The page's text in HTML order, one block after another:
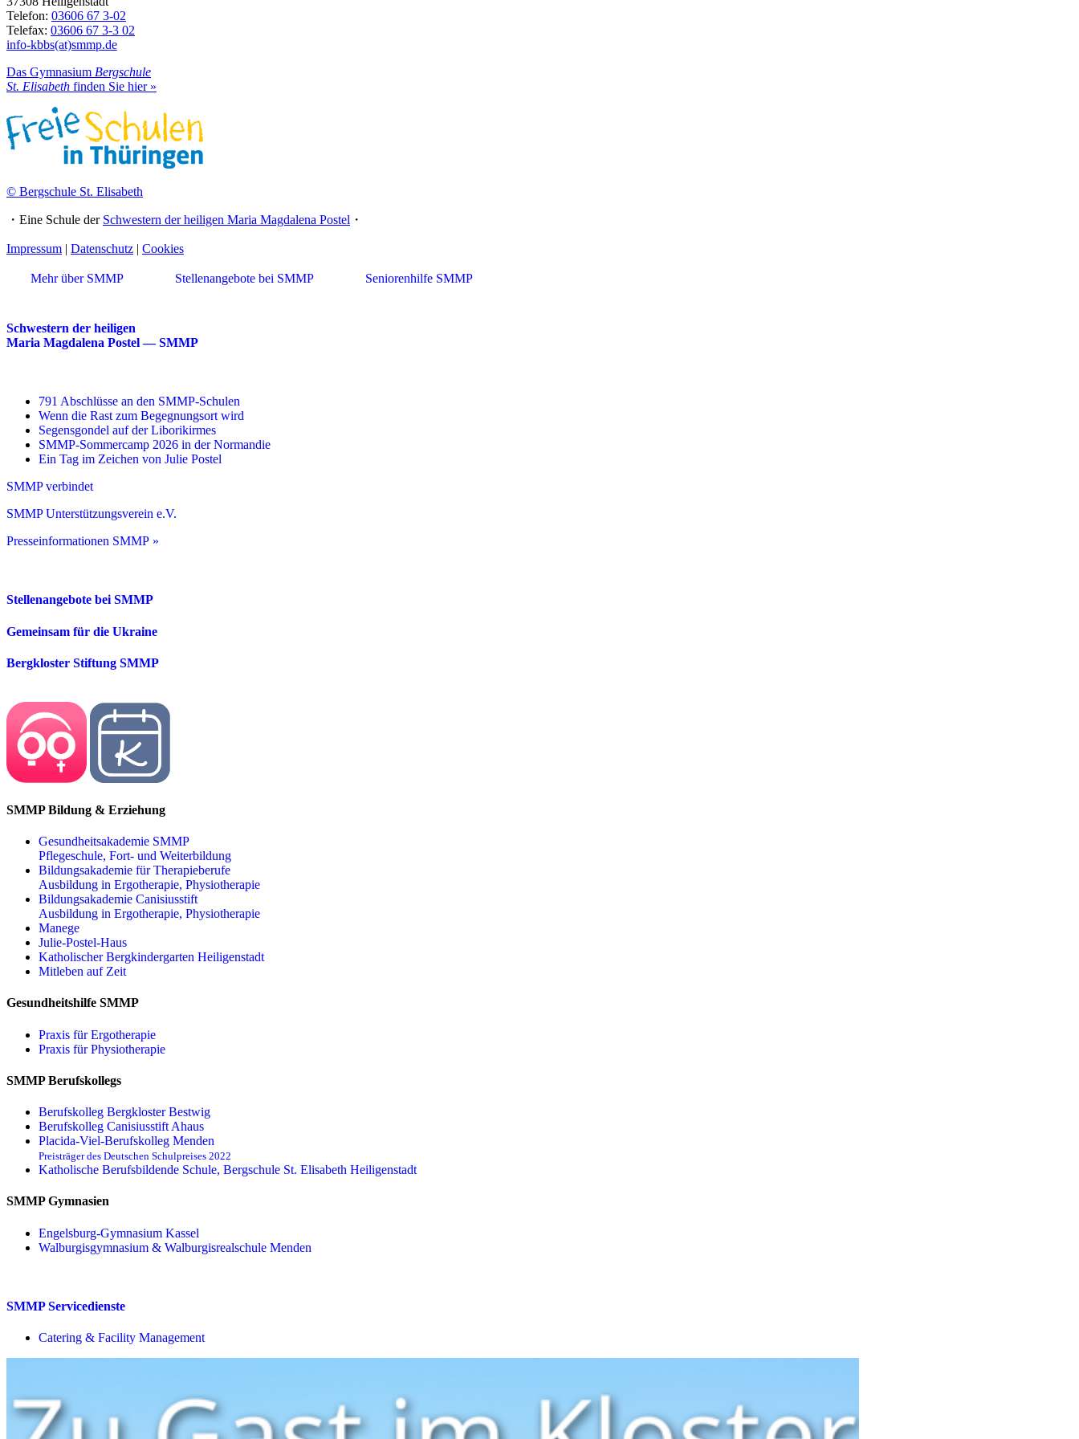
Telefon: 03606 67 3-02
Telefax: 03606 67 3-3 02
info-kbbs(at)smmp.de
Das Gymnasium Bergschule
St. Elisabeth finden Sie hier »
© Bergschule St. Elisabeth
・Eine Schule der Schwestern der heiligen Maria Magdalena Postel ・
Impressum | Datenschutz | Cookies
Mehr über SMMP Stellenangebote bei SMMP Seniorenhilfe SMMP
Schwestern der heiligen
Maria Magdalena Postel — SMMP
791 Abschlüsse an den SMMP-Schulen
Wenn die Rast zum Begegnungsort wird
Segensgondel auf der Liborikirmes
SMMP-Sommercamp 2026 in der Normandie
Ein Tag im Zeichen von Julie Postel
SMMP verbindet
SMMP Unterstützungsverein e.V.
Presseinformationen SMMP »
Stellenangebote bei SMMP
Gemeinsam für die Ukraine
Bergkloster Stiftung SMMP
SMMP Bildung & Erziehung
Gesundheitsakademie SMMP
Pflegeschule, Fort- und Weiterbildung
Bildungsakademie für Therapieberufe
Ausbildung in Ergotherapie, Physiotherapie
Bildungsakademie Canisiusstift
Ausbildung in Ergotherapie, Physiotherapie
Manege
Julie-Postel-Haus
Katholischer Bergkindergarten Heiligenstadt
Mitleben auf Zeit
Gesundheitshilfe SMMP
Praxis für Ergo­therapie
Praxis für Physio­therapie
SMMP Berufskollegs
Berufskolleg Bergkloster Bestwig
Berufskolleg Canisiusstift Ahaus
Placida-Viel-Berufskolleg Menden
Preisträger des Deutschen Schulpreises 2022
Katholische Berufsbildende Schule, Bergschule St. Elisabeth Heiligenstadt
SMMP Gymnasien
Engelsburg-Gymnasium Kassel
Walburgisgymnasium & Walburgisrealschule Menden
SMMP Servicedienste
Catering & Facility Management